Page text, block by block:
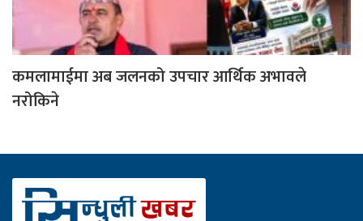
कमलामाईमा अब जलनको उपचार आर्थिक अभावले
नरोकिने